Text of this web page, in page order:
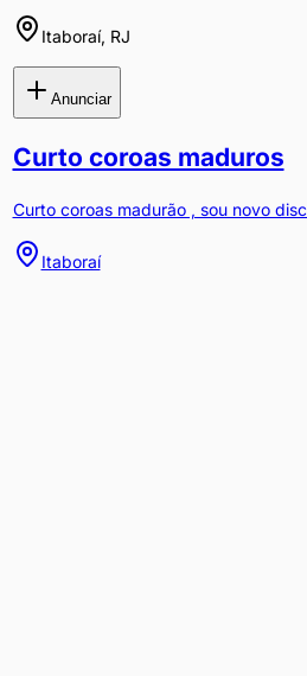
Itaboraí, RJ
Anunciar
Curto coroas maduros
Curto coroas madurão , sou novo
Itaboraí